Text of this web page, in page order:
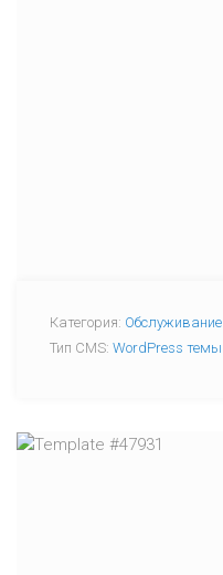
Категория: Обслуживание
Тип CMS: WordPress темы